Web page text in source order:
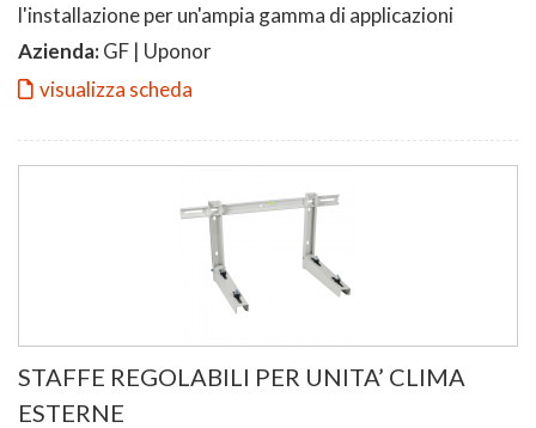
l'installazione per un'ampia gamma di applicazioni
Azienda:GF | Uponor
visualizza scheda
STAFFE REGOLABILI PER UNITA’ CLIMA
ESTERNE